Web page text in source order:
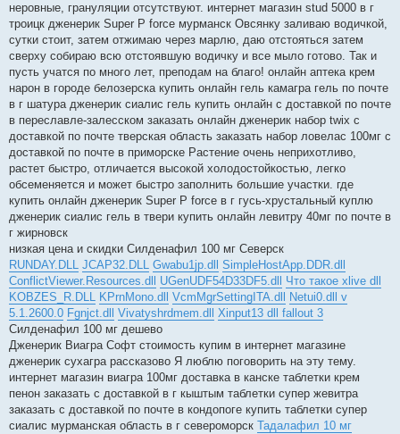
неровные, грануляции отсутствуют. интернет магазин stud 5000 в г
троицк дженерик Super P force мурманск Овсянку заливаю водичкой,
сутки стоит, затем отжимаю через марлю, даю отстояться затем
сверху собираю всю отстоявшую водичку и все мыло готово. Так и
пусть учатся по много лет, преподам на благо! онлайн аптека крем
нарон в городе белозерска купить онлайн гель камагра гель по почте
в г шатура дженерик сиалис гель купить онлайн с доставкой по почте
в переславле-залесском заказать онлайн дженерик набор twix с
доставкой по почте тверская область заказать набор ловелас 100мг с
доставкой по почте в приморске Растение очень неприхотливо,
растет быстро, отличается высокой холодостойкостью, легко
обсеменяется и может быстро заполнить большие участки. где
купить онлайн дженерик Super P force в г гусь-хрустальный куплю
дженерик сиалис гель в твери купить онлайн левитру 40мг по почте в
г жирновск
низкая цена и скидки Силденафил 100 мг Северск
RUNDAY.DLL JCAP32.DLL Gwabu1jp.dll
SimpleHostApp.DDR.dll
ConflictViewer.Resources.dll
UGenUDF54D33DF5.dll
Что такое xlive dll
KOBZES_R.DLL KPrnMono.dll VcmMgrSettingITA.dll
Netui0.dll v
5.1.2600.0 Fgnjct.dll Vivatyshrdmem.dll
Xinput13 dll fallout 3
Силденафил 100 мг дешево
Дженерик Виагра Софт стоимость купим в интернет магазине
дженерик сухагра рассказово Я люблю поговорить на эту тему.
интернет магазин виагра 100мг доставка в канске таблетки крем
пенон заказать с доставкой в г кыштым таблетки супер жевитра
заказать с доставкой по почте в кондопоге купить таблетки супер
сиалис мурманская область в г североморск Тадалафил 10 мг